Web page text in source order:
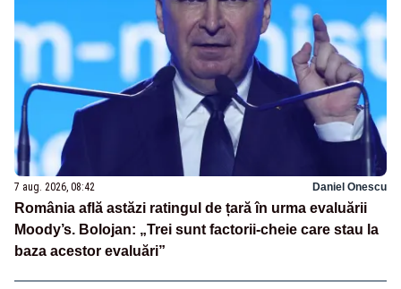
7 aug. 2026, 08:42 Daniel Onescu
România află astăzi ratingul de țară în urma evaluării
Moody’s. Bolojan: „Trei sunt factorii-cheie care stau la
baza acestor evaluări”